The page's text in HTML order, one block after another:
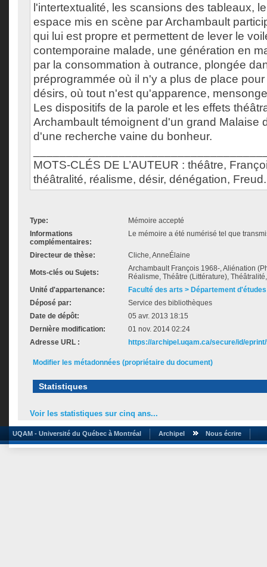
l'intertextualité, les scansions des tableaux,
espace mis en scène par Archambault
qui lui est propre et permettent de lever le
contemporaine malade, une génération en
par la consommation à outrance, plongée
préprogrammée où il n'y a plus de place
désirs, où tout n'est qu'apparence,
Les dispositifs de la parole et les effets
Archambault témoignent d'un grand Malaise
d'une recherche vaine du bonheur.
MOTS-CLÉS DE L’AUTEUR : théâtre,
théâtralité, réalisme, désir, dénégation, Freud.
Type:
Mémoire accepté
Informations
complémentaires:
Le mémoire a été numérisé tel que
Directeur de thèse: Cliche, AnneÉlaine
Mots-clés ou Sujets:
Archambault François 1968-, Aliénation
Réalisme, Théâtre (Littérature),
Unité d'appartenance:
Faculté des arts > Département
Déposé par:
Service des bibliothèques
Date de dépôt:
05 avr. 2013 18:15
Dernière modification:
01 nov. 2014 02:24
Adresse URL :
https://archipel.uqam.ca/secure/id/
Modifier les métadonnées (propriétaire du document)
Statistiques
Voir les statistiques sur cinq ans...
UQAM - Université du Québec à Montréal Archipel Nous écrire